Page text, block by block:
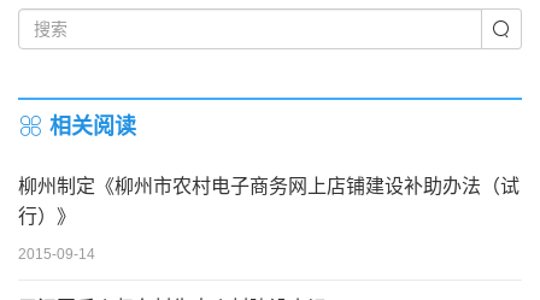
相关阅读
柳州制定《柳州市农村电子商务网上店铺建设补助办法（试
行）》
2015-09-14